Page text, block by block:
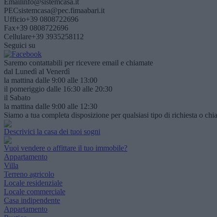
PECsistemcasa@pec.fimaabari.it
Ufficio+39 0808722696
Fax+39 0808722696
Cellulare+39 3935258112
Seguici su
Saremo contattabili per ricevere email e chiamate
dal Lunedì al Venerdì
la mattina dalle 9:00 alle 13:00
il pomeriggio dalle 16:30 alle 20:30
il Sabato
la mattina dalle 9:00 alle 12:30
Siamo a tua completa disposizione per qualsiasi tipo di richiesta o
Descrivici la casa dei tuoi sogni
Vuoi vendere o affittare il tuo immobile?
Appartamento
Villa
Terreno agricolo
Locale residenziale
Locale commerciale
Casa indipendente
Appartamento